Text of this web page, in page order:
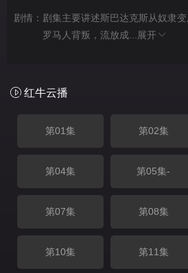
剧情： 剧集主要讲述斯巴达克斯从奴隶
罗马人背叛，流放成...
展开
红牛云播
第01集 第02集
第04集 第05集-
第07集 第08集
第10集 第11集